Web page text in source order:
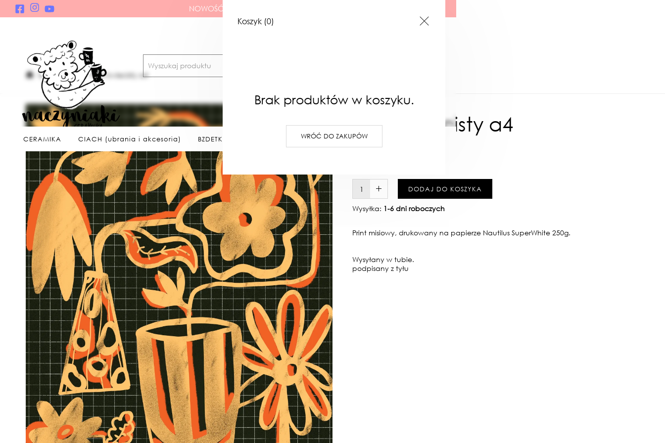
NOWOŚĆ! ILUSTRACJE
CERAMIKA CIACH (ubrania i akcesoria) BZDETKI BONY PREZENTOWE
Koszyk (0)
Brak produktów w koszyku.
WRÓĆ DO ZAKUPÓW
ILUSTRACJE Print kwiecisty a4
Print kwiecisty a4
47,00 zł
W KOSZYKU :)DODAJ DO KOSZYKA
Wysyłka: 1-6 dni roboczych
Print misiowy, drukowany na papierze Nautilus SuperWhite 250g.
Wysyłany w tubie.
podpisany z tyłu